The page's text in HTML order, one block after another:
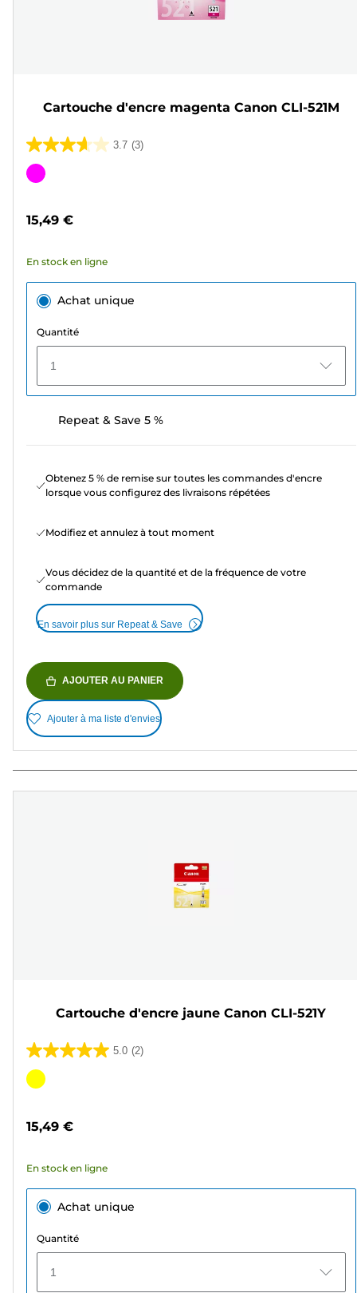
Cartouche d'encre magenta Canon CLI-521M
3.7 (3)
3.7
sur
Cartouche
15,49 €
En stock en ligne
Achat unique
Quantité
1
Repeat & Save 5 %
Obtenez 5 % de remise sur toutes les commandes d'encre
lorsque vous configurez des livraisons répétées
Modifiez et annulez à tout moment
Vous décidez de la quantité et de la fréquence de votre
commande
En savoir plus sur Repeat & Save
AJOUTER AU PANIER
Ajouter à ma liste d'envies
Cartouche d'encre jaune Canon CLI-521Y
5.0 (2)
5.0
sur
2
Cartouche
15,49 €
En stock en ligne
Achat unique
Quantité
1